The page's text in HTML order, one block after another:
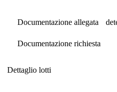
Documentazione allegata
Documentazione richiesta
Dettaglio lotti